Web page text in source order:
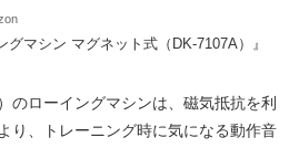
マシン マグネット式（DK-7107A）』
のローイングマシンは、磁気抵抗を利
り、トレーニング時に気になる動作音